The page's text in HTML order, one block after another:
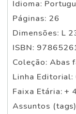
Idioma:
Páginas: 26
Dimensões: L
ISBN:
Coleção: Abas
Linha
Faixa Etária: +
Assuntos